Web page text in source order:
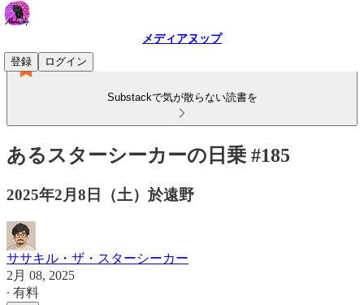
メディアヌップ
登録
ログイン
Substackで気が散らない読書を
あるスターシーカーの日乗 #185
2025年2月8日（土）於遠野
ササキル・ザ・スターシーカー
2月 08, 2025
∙ 有料